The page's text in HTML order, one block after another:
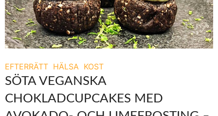
EFTERRÄTT HÄLSA KOST
SÖTA VEGANSKA
CHOKLADCUPCAKES MED